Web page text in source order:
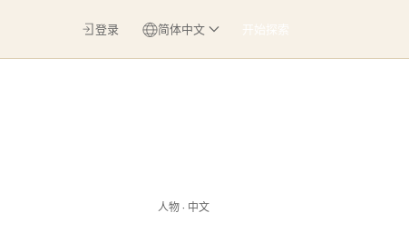
开始探索
登录 简体中文
人物 · 中文